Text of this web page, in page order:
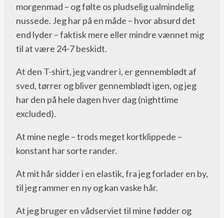
morgenmad – og følte os pludselig ualmindelig
nussede. Jeg har på en måde – hvor absurd det
end lyder – faktisk mere eller mindre vænnet mig
til at være 24-7 beskidt.
At den T-shirt, jeg vandrer i, er gennemblødt af
sved, tørrer og bliver gennemblødt igen, og jeg
har den på hele dagen hver dag (nighttime
excluded).
At mine negle – trods meget kortklippede –
konstant har sorte rander.
At mit hår sidder i en elastik, fra jeg forlader en by,
til jeg rammer en ny og kan vaske hår.
At jeg bruger en vådserviet til mine fødder og